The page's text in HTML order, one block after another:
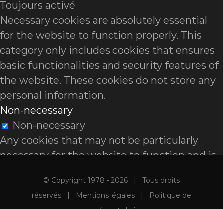
© Copyright 1978 - 2026 | Tous droits
réservés |
Mentions légales |
Politique de
Toujours activé
Necessary cookies are absolutely essential
for the website to function properly. This
category only includes cookies that ensures
basic functionalities and security features of
the website. These cookies do not store any
personal information.
Non-necessary
Non-necessary
Any cookies that may not be particularly
necessary for the website to function and is
via analytics, ads, other embedded contents
are termed as non-necessary cookies. It is